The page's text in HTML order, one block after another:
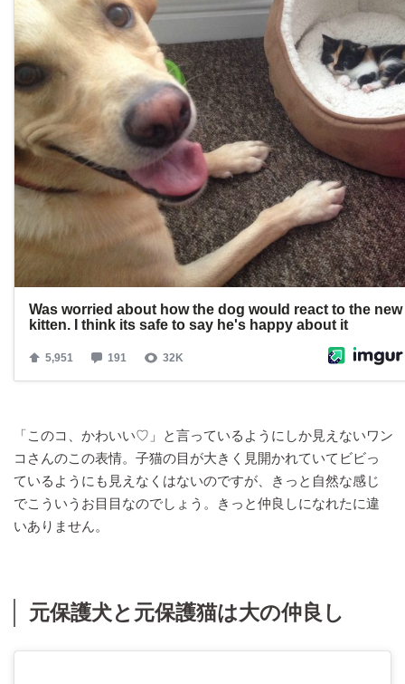
「このコ、かわいい♡」と言っているようにしか見えないワン
コさんのこの表情。子猫の目が大きく見開かれていてビビっ
ているようにも見えなくはないのですが、きっと自然な感じ
でこういうお目目なのでしょう。きっと仲良しになれたに違
いありません。
元保護犬と元保護猫は大の仲良し